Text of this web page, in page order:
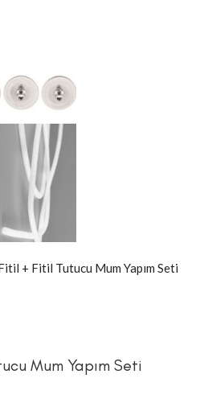
+ Fitil Tutucu Mum Yapım Seti
Mum Yapım Seti